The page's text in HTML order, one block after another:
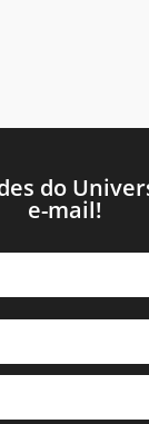
do
e-mail!